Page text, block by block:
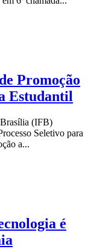
Promoção
Estudantil
Brasília (IFB)
Seletivo para
a...
é